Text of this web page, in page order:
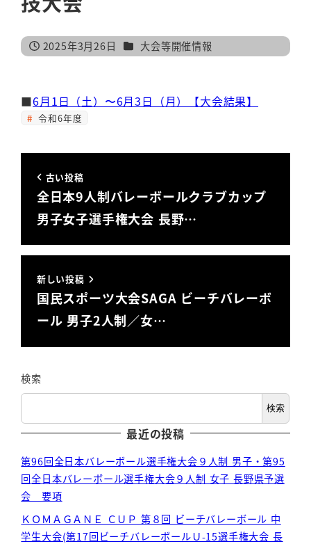
投稿日
2025年3月26日 カテゴリー
大会等開催情報
■6月1日（土）〜6月3日（月）【大会結果】
令和6年度
古い投稿
全日本9人制バレーボールクラブカップ
男子女子選手権大会 長野…
新しい投稿
国民スポーツ大会SAGA ビーチバレーボ
ール 男子2人制／女…
検索
検索
最近の投稿
第96回全日本バレーボール選手権大会９人制 男子・第95
回全日本バレーボール選手権大会９人制 女子 長野県予選
会 要項
ＫＯＭＡＧＡＮＥ ＣＵＰ 第８回 ビーチバレーボール 中
学生大会(第17回ビーチバレーボールＵ-15選手権大会 長